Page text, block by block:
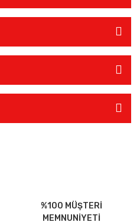
%100 MÜŞTERİ
MEMNUNİYETİ